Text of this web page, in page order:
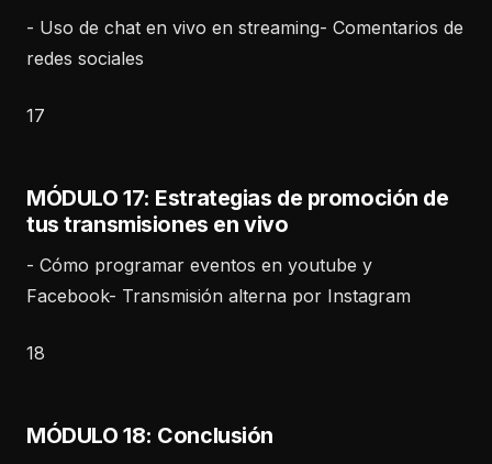
- Uso de chat en vivo en streaming- Comentarios de
redes sociales
17
MÓDULO 17: Estrategias de promoción de
tus transmisiones en vivo
- Cómo programar eventos en youtube y
Facebook- Transmisión alterna por Instagram
18
MÓDULO 18: Conclusión